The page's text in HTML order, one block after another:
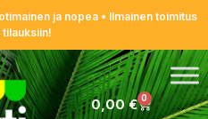
ja nopea • Ilmainen toimitus
0,00€ 0